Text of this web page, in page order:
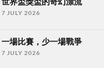
7 JULY 2026
一場比賽，少一場戰爭
7 JULY 2026